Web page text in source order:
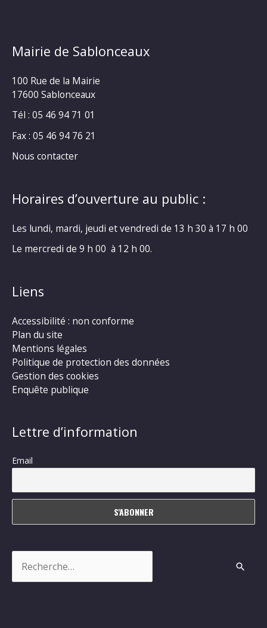
Mairie de Sablonceaux
100 Rue de la Mairie
17600 Sablonceaux
Tél : 05 46 94 71 01
Fax : 05 46 94 76 21
Nous contacter
Horaires d’ouverture au public :
Les lundi, mardi, jeudi et vendredi de 13 h 30 à 17 h 00
Le mercredi de 9 h 00 à 12 h 00.
Liens
Accessibilité : non conforme
Plan du site
Mentions légales
Politique de protection des données
Gestion des cookies
Enquête publique
Lettre d’information
Email